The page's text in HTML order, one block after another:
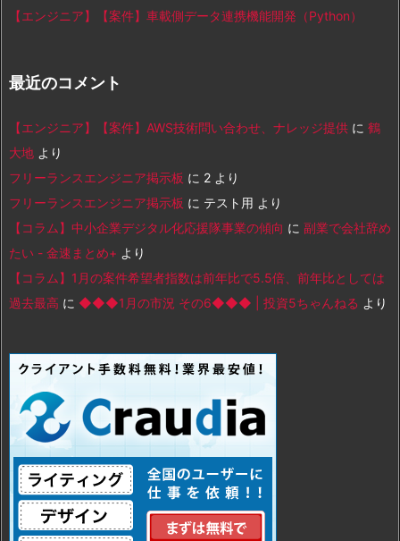
【エンジニア】【案件】車載側データ連携機能開発（Python）
最近のコメント
【エンジニア】【案件】AWS技術問い合わせ、ナレッジ提供 に 鶴
大地 より
フリーランスエンジニア掲示板 に 2 より
フリーランスエンジニア掲示板 に テスト用 より
【コラム】中小企業デジタル化応援隊事業の傾向 に 副業で会社辞め
たい - 金速まとめ+ より
【コラム】1月の案件希望者指数は前年比で5.5倍、前年比としては
過去最高 に ◆◆◆1月の市況 その6◆◆◆ | 投資5ちゃんねる より